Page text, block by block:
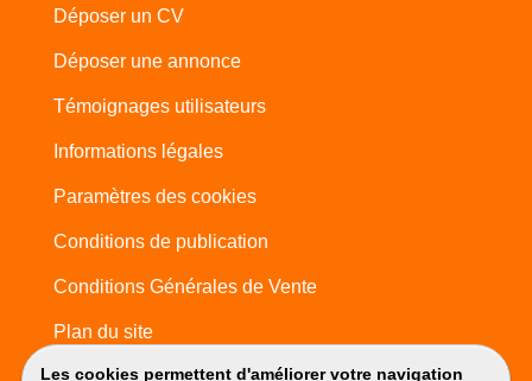
Les cookies permettent d'améliorer votre navigation
Déposer un CV
Déposer une annonce
Témoignages utilisateurs
Informations légales
Paramètres des cookies
Conditions de publication
Conditions Générales de Vente
Plan du site